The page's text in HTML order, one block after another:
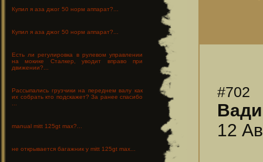
Купил я аза джог 50 норм аппарат?...
Купил я аза джог 50 норм аппарат?...
Есть ли регулировка в рулевом управлении
на мокике Сталкер, уводит вправо при
движении?...
Рассыпались грузчики на переднем валу как
их собрать кто подскажет? За ранее спасибо
...
manual mitt 125gt max?...
не открывается багажник у mitt 125gt max...
#702
12